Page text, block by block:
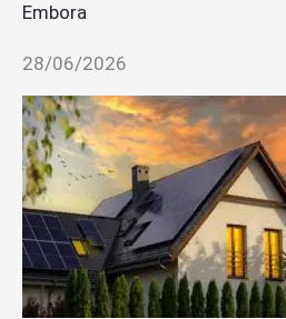
Embora
28/06/2026